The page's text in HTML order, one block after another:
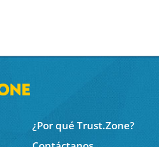
¿Por qué Trust.Zone?